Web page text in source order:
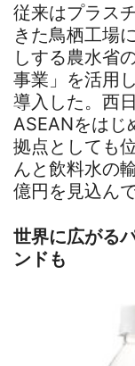
従来はプラス
きた鳥栖工場
しする農水省
事業」を活用
導入した。西
ASEANをはじ
拠点としても
んと飲料水の
億円を見込んで
世界に広がる
ンドも